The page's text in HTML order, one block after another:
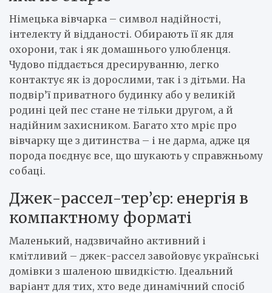
Німецька вівчарка – символ надійності,
інтелекту й відданості. Обирають її як для
охорони, так і як домашнього улюбленця.
Чудово піддається дресируванню, легко
контактує як із дорослими, так і з дітьми. На
подвір’ї приватного будинку або у великій
родині цей пес стане не тільки другом, а й
надійним захисником. Багато хто мріє про
вівчарку ще з дитинства – і не дарма, адже ця
порода поєднує все, що шукають у справжньому
собаці.
Джек-рассел-тер’єр: енергія в
компактному форматі
Маленький, надзвичайно активний і
кмітливий – джек-рассел завойовує українські
домівки з шаленою швидкістю. Ідеальний
варіант для тих, хто веде динамічний спосіб